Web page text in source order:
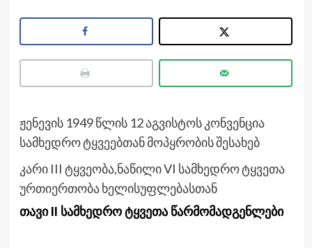
ჟენევის 1949 წლის 12 აგვისტოს კონვენცია
სამხედრო ტყვეებთან მოპყრობის შესახებ
კარი III ტყვეობა,ნაწილი VI სამხედრო ტყვეთა
ურთიერთობა ხელისუფლებასთან
თავი II სამხედრო ტყვეთა წარმომადგენლები